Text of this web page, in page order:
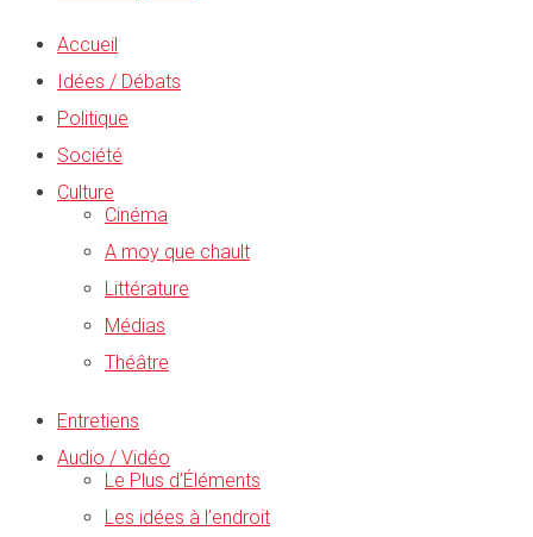
Accueil
Idées / Débats
Politique
Société
Culture
Cinéma
A moy que chault
Littérature
Médias
Théâtre
Entretiens
Audio / Vidéo
Le Plus d’Éléments
Les idées à l’endroit